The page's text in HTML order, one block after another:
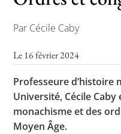
Lettre
Par Cécile Caby
Le 16 février 2024
Professeure d’histoire
Université, Cécile Caby
monachisme et des
Moyen Âge.